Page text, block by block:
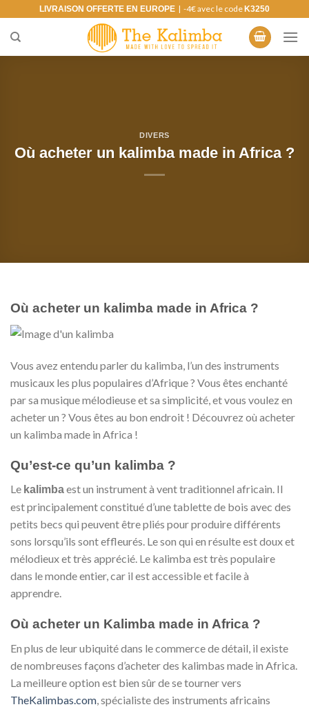
content
LIVRAISON OFFERTE EN EUROPE | -4€ avec le code K3250
DIVERS
Où acheter un kalimba made in Africa ?
Où acheter un kalimba made in Africa ?
Vous avez entendu parler du kalimba, l’un des instruments
musicaux les plus populaires d’Afrique ? Vous êtes enchanté
par sa musique mélodieuse et sa simplicité, et vous voulez en
acheter un ? Vous êtes au bon endroit ! Découvrez où acheter
un kalimba made in Africa !
Qu’est-ce qu’un kalimba ?
Le kalimbaest un instrument à vent traditionnel africain. Il
est principalement constitué d’une tablette de bois avec des
petits becs qui peuvent être pliés pour produire différents
sons lorsqu’ils sont effleurés. Le son qui en résulte est doux et
mélodieux et très apprécié. Le kalimba est très populaire
dans le monde entier, car il est accessible et facile à
apprendre.
Où acheter un Kalimba made in Africa ?
En plus de leur ubiquité dans le commerce de détail, il existe
de nombreuses façons d’acheter des kalimbas made in Africa.
La meilleure option est bien sûr de se tourner vers
TheKalimbas.com , spécialiste des instruments africains